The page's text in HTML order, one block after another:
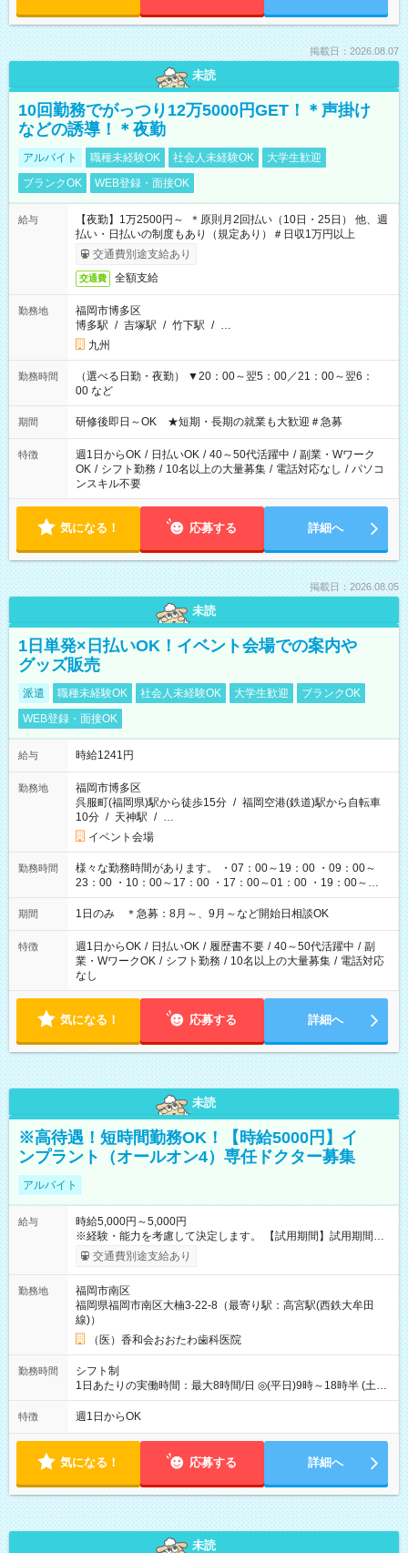
掲載日：2026.08.07
未読
10回勤務でがっつり12万5000円GET！＊声掛け
などの誘導！＊夜勤
アルバイト 職種未経験OK 社会人未経験OK
大学生歓迎
ブランクOK
WEB登録・面接OK
給与
【夜勤】1万2500円～ ＊原則月2回払い（10日・25日） 他、週
払い・日払いの制度もあり（規定あり）＃日収1万円以上
交通費別途支給あり
交通費 全額支給
勤務地
福岡市博多区
博多駅 / 吉塚駅 / 竹下駅 / …
九州
勤務時間
（選べる日勤・夜勤） ▼20：00～翌5：00／21：00～翌6：
00 など
期間 研修後即日～OK ★短期・長期の就業も大歓迎＃急募
特徴 週1日からOK / 日払いOK / 40～50代活躍中 / 副業・Wワーク
OK / シフト勤務 / 10名以上の大量募集 / 電話対応なし / パソコ
ンスキル不要
気になる！ 応募する 詳細へ
掲載日：2026.08.05
未読
1日単発×日払いOK！イベント会場での案内や
グッズ販売
派遣 職種未経験OK 社会人未経験OK 大学生歓迎
ブランクOK
WEB登録・面接OK
給与 時給1241円
勤務地
福岡市博多区
呉服町(福岡県)駅から徒歩15分 / 福岡空港(鉄道)駅から自転車
10分 / 天神駅 / …
イベント会場
勤務時間
様々な勤務時間があります。 ・07：00～19：00 ・09：00～
23：00 ・10：00～17：00 ・17：00～01：00 ・19：00～
03：00 etc イベント・ライブの開催時間によって変わりま
す。
期間 1日のみ ＊急募：8月～、9月～など開始日相談OK
特徴 週1日からOK / 日払いOK / 履歴書不要 / 40～50代活躍中 / 副
業・WワークOK / シフト勤務 / 10名以上の大量募集 / 電話対応
なし
気になる！ 応募する 詳細へ
未読
※高待遇！短時間勤務OK！【時給5000円】イ
ンプラント（オールオン4）専任ドクター募集
アルバイト
給与
時給5,000円～5,000円
※経験・能力を考慮して決定します。 【試用期間】試用期間な
し 交通費別途支給あり
勤務地
福岡市南区
福岡県福岡市南区大楠3-22-8（最寄り駅：高宮駅(西鉄大牟田
線)）
（医）香和会おおたわ歯科医院
勤務時間
シフト制
1日あたりの実働時間：最大8時間/日 ◎(平日)9時～18時半 (土
曜)9時～18時 上記より週1日～短時間勤務OK。
特徴 週1日からOK
気になる！ 応募する 詳細へ
未読